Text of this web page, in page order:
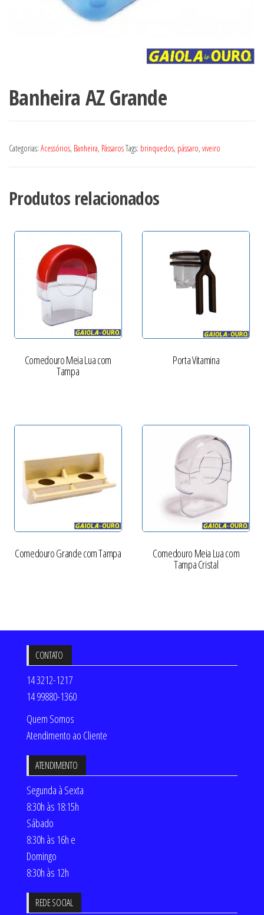
Banheira AZ Grande
Categorias: Acessórios, Banheira, PássarosTags: brinquedos, pássaro, viveiro
Produtos relacionados
Comedouro Meia Lua com
Tampa
Porta Vitamina
Comedouro Grande com Tampa Comedouro Meia Lua com
Tampa Cristal
CONTATO
14 3212-1217
14 99880-1360
Quem Somos
Atendimento ao Cliente
ATENDIMENTO
Segunda à Sexta
8:30h às 18:15h
Sábado
8:30h às 16h e
Domingo
8:30h às 12h
REDE SOCIAL